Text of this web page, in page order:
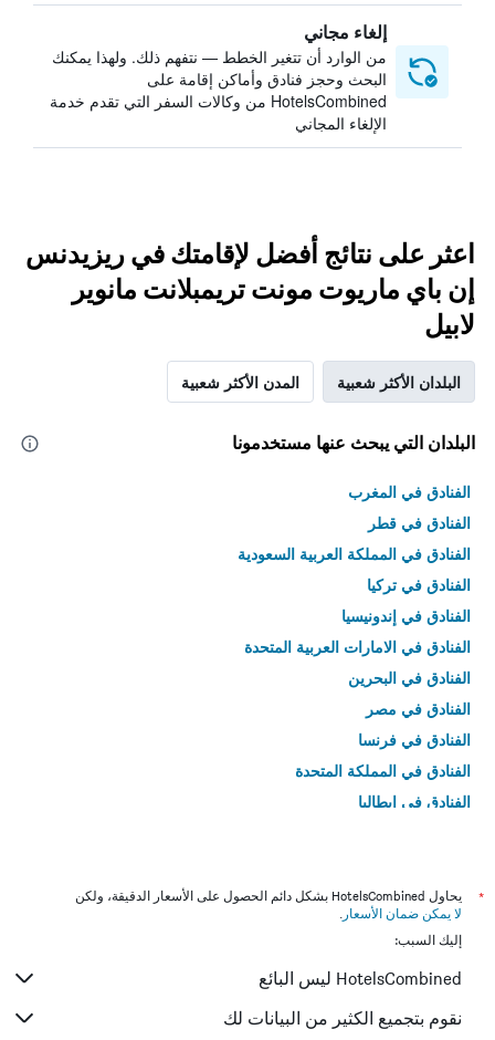
إلغاء مجاني
من الوارد أن تتغير الخطط — نتفهم ذلك. ولهذا يمكنك
البحث وحجز فنادق وأماكن إقامة على
HotelsCombined من وكالات السفر التي تقدم خدمة
الإلغاء المجاني
اعثر على نتائج أفضل لإقامتك في ريزيدنس
إن باي ماريوت مونت تريمبلانت مانوير
لابيل
البلدان الأكثر شعبية المدن الأكثر شعبية
البلدان التي يبحث عنها مستخدمونا
الفنادق في المغرب
الفنادق في قطر
الفنادق في المملكة العربية السعودية
الفنادق في تركيا
الفنادق في إندونيسيا
الفنادق في الامارات العربية المتحدة
الفنادق في البحرين
الفنادق في مصر
الفنادق في فرنسا
الفنادق في المملكة المتحدة
الفنادق في إيطاليا
*
يحاول HotelsCombined بشكل دائم الحصول على الأسعار الدقيقة، ولكن
لا يمكن ضمان الأسعار .
إليك السبب:
HotelsCombined ليس البائع
نقوم بتجميع الكثير من البيانات لك